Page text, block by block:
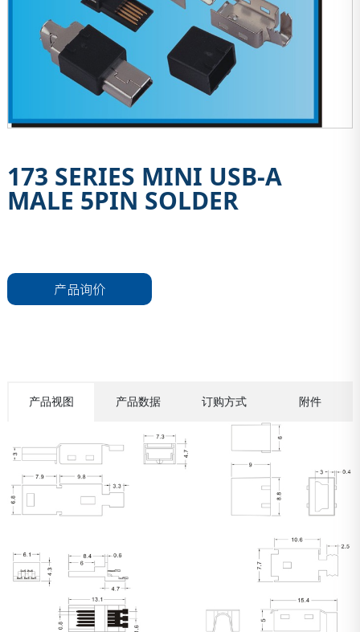
173 SERIES MINI USB-A
MALE 5PIN SOLDER
产品询价
产品视图 产品数据 订购方式 附件